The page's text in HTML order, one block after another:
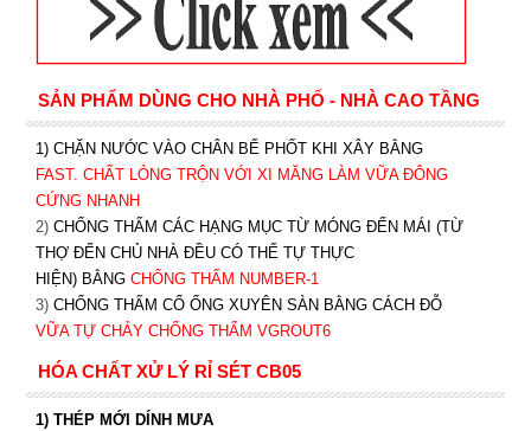
SẢN PHẨM DÙNG CHO NHÀ PHỐ - NHÀ CAO TẦNG
1) CHẶN NƯỚC VÀO CHÂN BỂ PHỐT KHI XÂY BẰNG
FAST. CHẤT LỎNG TRỘN VỚI XI MĂNG LÀM VỮA ĐÔNG
CỨNG NHANH
2) CHỐNG THẤM CÁC HẠNG MỤC TỪ MÓNG ĐẾN MÁI (TỪ
THỢ ĐẾN CHỦ NHÀ ĐỀU CÓ THỂ TỰ THỰC
HIỆN) BẰNG CHỐNG THẤM NUMBER-1
3) CHỐNG THẤM CỔ ỐNG XUYÊN SÀN BẰNG CÁCH ĐỖ
VỮA TỰ CHẢY CHỐNG THẤM VGROUT6
HÓA CHẤT XỬ LÝ RỈ SÉT CB05
1) THÉP MỚI DÍNH MƯA